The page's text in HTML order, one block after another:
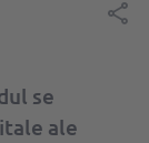
se
ale